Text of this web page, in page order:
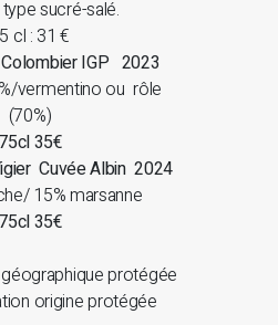
sucré-salé.
cl : 31 €
Colombier IGP 2023
vermentino ou rôle
(70%)
75cl 35€
Cuvée Albin 2024
15% marsanne
75cl 35€
géographique protégée
origine protégée